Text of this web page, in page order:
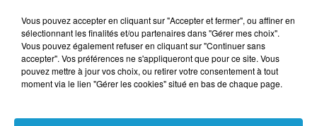
Vous pouvez accepter en cliquant sur "Accepter et fermer", ou affiner en
sélectionnant les finalités et/ou partenaires dans "Gérer mes choix".
Vous pouvez également refuser en cliquant sur "Continuer sans
accepter". Vos préférences ne s'appliqueront que pour ce site. Vous
pouvez mettre à jour vos choix, ou retirer votre consentement à tout
moment via le lien "Gérer les cookies" situé en bas de chaque page.